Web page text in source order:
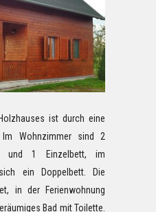
ist durch eine
Im Wohnzimmer sind 2
und 1 Einzelbett, im
ein Doppelbett. Die
in der Ferienwohnung
Bad mit Toilette.